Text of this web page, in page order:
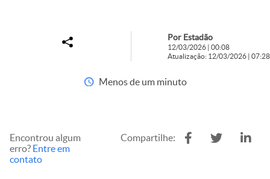
Por Estadão
12/03/2026 | 00:08
Atualização: 12/03/2026 | 07:28
Menos de um minuto
Encontrou algum
erro? Entre em
contato
Compartilhe: